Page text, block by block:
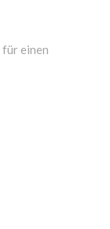
für einen